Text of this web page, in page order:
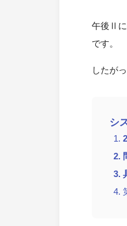
午後Ⅱに
です。
したが
シ